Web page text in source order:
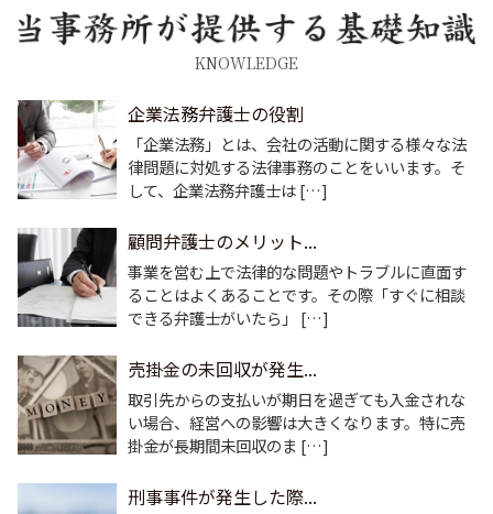
KNOWLEDGE
企業法務弁護士の役割
「企業法務」とは、会社の活動に関する様々な法
律問題に対処する法律事務のことをいいます。そ
して、企業法務弁護士は […]
顧問弁護士のメリット...
事業を営む上で法律的な問題やトラブルに直面す
ることはよくあることです。その際「すぐに相談
できる弁護士がいたら」 […]
売掛金の未回収が発生...
取引先からの支払いが期日を過ぎても入金されな
い場合、経営への影響は大きくなります。特に売
掛金が長期間未回収のま […]
刑事事件が発生した際...